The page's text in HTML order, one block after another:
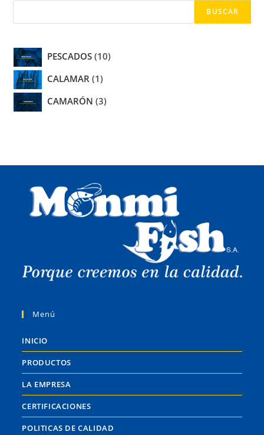
BUSCAR
PESCADOS 1010
CALAMAR 11
CAMARÓN 33
Menú
INICIO
PRODUCTOS
LA EMPRESA
CERTIFICACIONES
POLITICAS DE CALIDAD